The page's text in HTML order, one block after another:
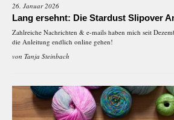
26. Januar 2026
Lang ersehnt: Die Stardust Slipover
Zahlreiche Nachrichten & e-mails haben mich seit
die Anleitung endlich online gehen!
von Tanja Steinbach